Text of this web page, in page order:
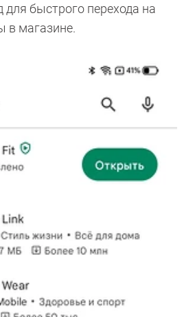
для быстрого перехода на
в магазине.